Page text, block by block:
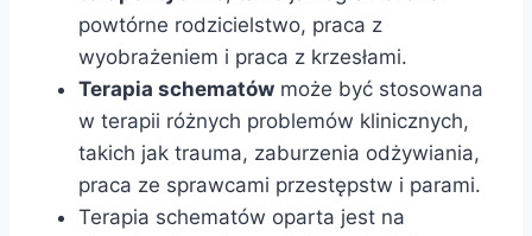
powtórne rodzicielstwo, praca z
wyobrażeniem i praca z krzesłami.
Terapia schematów może być stosowana
w terapii różnych problemów klinicznych,
takich jak trauma, zaburzenia odżywiania,
praca ze sprawcami przestępstw i parami.
Terapia schematów oparta jest na